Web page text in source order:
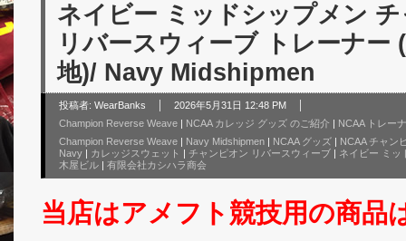
ネイビー ミッドシップメン
リバースウィーブ トレーナー
地)/ Navy Midshipmen
投稿者: WearBanks
2026年5月31日 12:48 PM
Champion Reverse Weave | NCAA カレッジ グッズ のご紹介 | NCAA トレー
Champion Reverse Weave | Navy Midshipmen | NCAA グッズ | NCAA チャン
Navy | カレッジスウェット | チャンピオン リバースウィーブ | ネイビー ミッ
木屋ビル | 有限会社カシハラ商会
当店はアメフト競技用の商品